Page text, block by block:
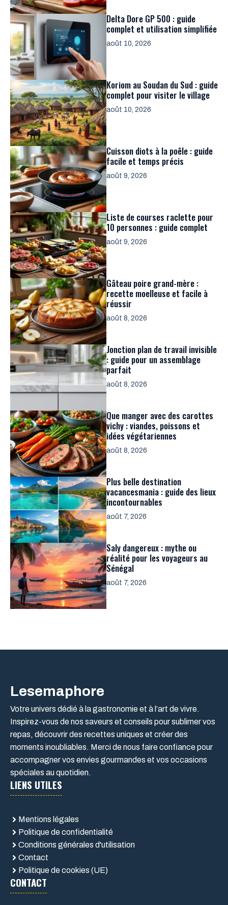
Delta Dore GP 500 : guide
complet et utilisation simplifiée
août 10, 2026
Koriom au Soudan du Sud : guide
complet pour visiter le village
août 10, 2026
Cuisson diots à la poêle : guide
facile et temps précis
août 9, 2026
Liste de courses raclette pour
10 personnes : guide complet
août 9, 2026
Gâteau poire grand-mère :
recette moelleuse et facile à
réussir
août 8, 2026
Jonction plan de travail invisible
: guide pour un assemblage
parfait
août 8, 2026
Que manger avec des carottes
vichy : viandes, poissons et
idées végétariennes
août 8, 2026
Plus belle destination
vacancesmania : guide des lieux
incontournables
août 7, 2026
Saly dangereux : mythe ou
réalité pour les voyageurs au
Sénégal
août 7, 2026
Lesemaphore
Votre univers dédié à la gastronomie et à l’art de vivre.
Inspirez-vous de nos saveurs et conseils pour sublimer vos
repas, découvrir des recettes uniques et créer des
moments inoubliables. Merci de nous faire confiance pour
accompagner vos envies gourmandes et vos occasions
spéciales au quotidien.
LIENS UTILES
Mentions légales
Politique de confidentialité
Conditions générales d'utilisation
Contact
Politique de cookies (UE)
CONTACT